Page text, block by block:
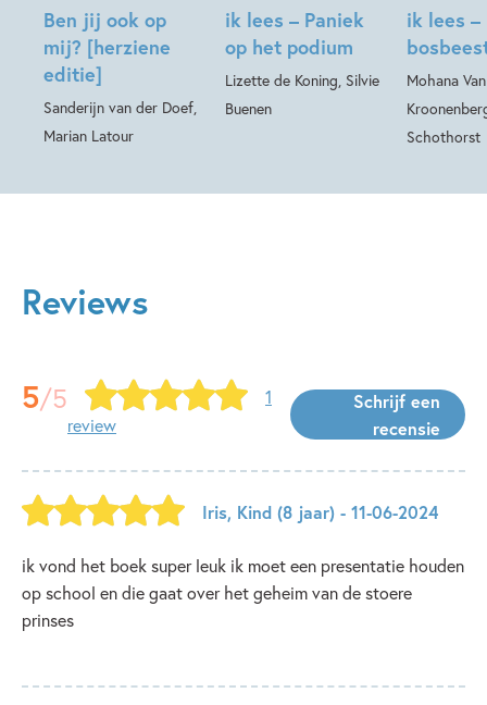
Ben jij ook op
mij? [herziene
editie]
Sanderijn van der Doef,
Marian Latour
ik lees – Paniek
op het podium
Lizette de Koning, Silvie
Buenen
ik lees –
Mohana
Schothorst
Reviews
5/5
1
review
Schrijf een
recensie
Iris, Kind (8 jaar) - 11-06-2024
ik vond het boek super leuk ik moet een presentatie houden
op school en die gaat over het geheim van de stoere
prinses